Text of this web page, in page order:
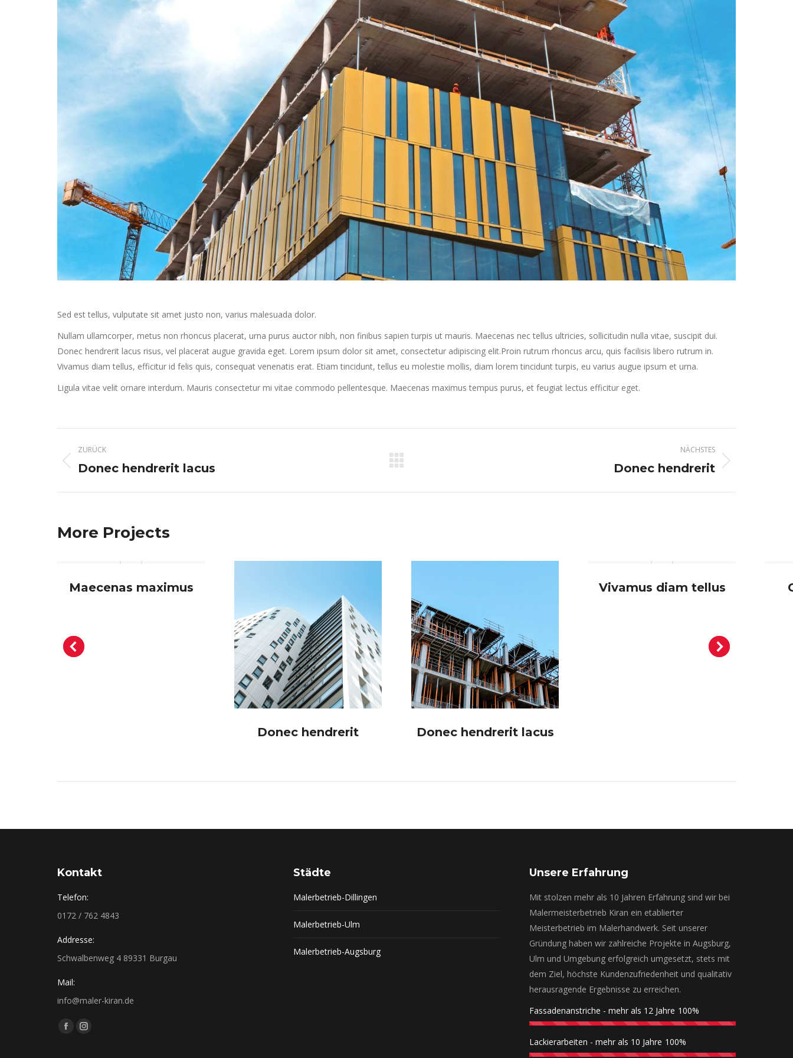
Sed est tellus, vulputate sit amet justo non, varius malesuada dolor.
Nullam ullamcorper, metus non rhoncus placerat, urna purus auctor nibh, non finibus sapien turpis ut mauris. Maecenas nec tellus ultricies, sollicitudin nulla vitae, suscipit dui.
Donec hendrerit lacus risus, vel placerat augue gravida eget. Lorem ipsum dolor sit amet, consectetur adipiscing elit.Proin rutrum rhoncus arcu, quis facilisis libero rutrum in.
Vivamus diam tellus, efficitur id felis quis, consequat venenatis erat. Etiam tincidunt, tellus eu molestie mollis, diam lorem tincidunt turpis, eu varius augue ipsum et urna.
Ligula vitae velit ornare interdum. Mauris consectetur mi vitae commodo pellentesque. Maecenas maximus tempus purus, et feugiat lectus efficitur eget.
Project
navigation
ZURÜCK
Previous
Donec hendrerit lacus
NÄCHSTES
Donec hendrerit
More Projects
Maecenas maximus
Donec hendrerit Donec hendrerit lacus
Vivamus diam tellus
Kontakt
Telefon:
0172 / 762 4843
Addresse:
Schwalbenweg 4 89331 Burgau
Mail:
info@maler-kiran.de
Finden Sie uns auf:
FacebookInstagram
Städte
Malerbetrieb-Dillingen
Malerbetrieb-Ulm
Malerbetrieb-Augsburg
Unsere Erfahrung
Mit stolzen mehr als 10 Jahren Erfahrung sind wir bei
Malermeisterbetrieb Kiran ein etablierter
Meisterbetrieb im Malerhandwerk. Seit unserer
Gründung haben wir zahlreiche Projekte in Augsburg,
Ulm und Umgebung erfolgreich umgesetzt, stets mit
dem Ziel, höchste Kundenzufriedenheit und qualitativ
herausragende Ergebnisse zu erreichen.
Fassadenanstriche - mehr als 12 Jahre 100%
Lackierarbeiten - mehr als 10 Jahre 100%